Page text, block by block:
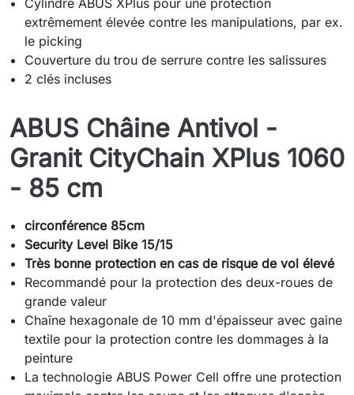
Cylindre ABUS XPlus pour une protection
extrêmement élevée contre les manipulations, par ex.
le picking
Couverture du trou de serrure contre les salissures
2 clés incluses
ABUS Châine Antivol -
Granit CityChain XPlus 1060
- 85 cm
circonférence 85cm
Security Level Bike 15/15
Très bonne protection en cas de risque de vol élevé
Recommandé pour la protection des deux-roues de
grande valeur
Chaîne hexagonale de 10 mm d'épaisseur avec gaine
textile pour la protection contre les dommages à la
peinture
La technologie ABUS Power Cell offre une protection